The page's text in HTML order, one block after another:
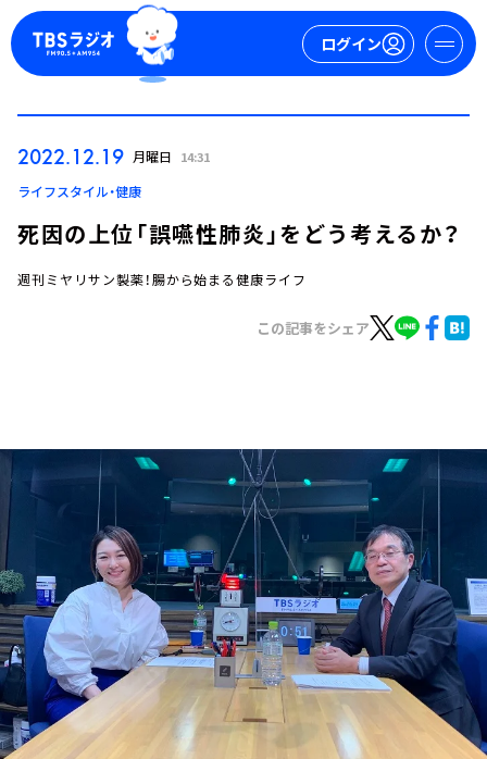
ログイン
ログイン
トピックス
TBS Podcast
お知らせ
イベント・グッズ
YouTube
会社情報
2022.12.19 月曜日 14:31
ライフスタイル・健康
死因の上位「誤嚥性肺炎」をどう考えるか？
週刊ミヤリサン製薬！腸から始まる健康ライフ
この記事をシェア